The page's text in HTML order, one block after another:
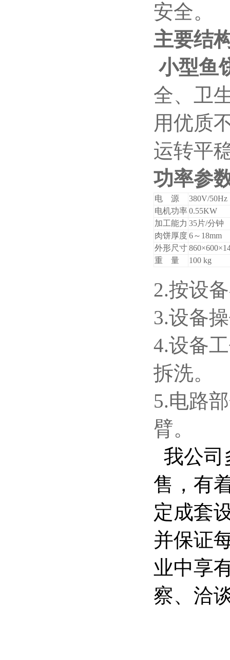
安全。
主要结
小型鱼
全、卫
用优质
运转平
功率参
电 源
380V/50Hz
电机功率0.55KW
加工能力 35片/分钟
肉饼厚度6～18mm
外形尺寸
重 量
100 kg
2.按设
3.设备
4.设备
拆洗。
5.电路
臂。
我公司
售，有
定成套
并保证
业中享
察、洽